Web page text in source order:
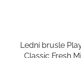
Lední brusle
Classic Fresh